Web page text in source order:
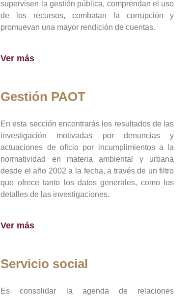
supervisen la gestión pública, comprendan el uso
de los recursos, combatan la corrupción y
promuevan una mayor rendición de cuentas.
Ver más
Gestión PAOT
En esta sección encontrarás los resultados de las
investigación motivadas por denuncias y
actuaciones de oficio por incumplimientos a la
normatividad en materia ambiental y urbana
desde el año 2002 a la fecha, a través de un filtro
que ofrece tanto los datos generales, como los
detalles de las investigaciones.
Ver más
Servicio social
Es consolidar la agenda de relaciones